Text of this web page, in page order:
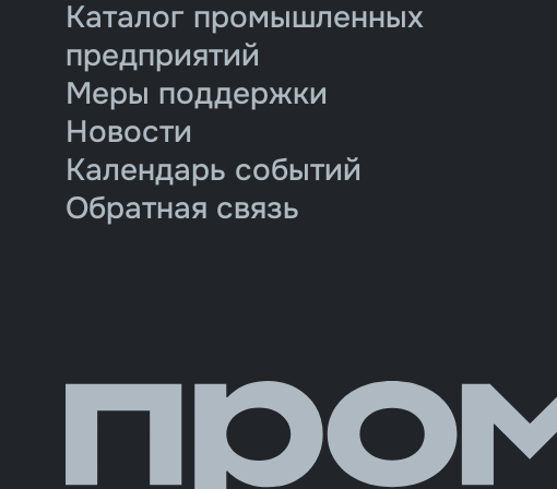
Каталог промышленных
предприятий
Меры поддержки
Новости
Календарь событий
Обратная связь